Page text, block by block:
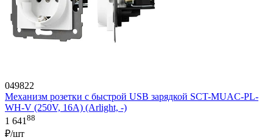
049822
Механизм розетки с быстрой USB зарядкой SCT-MUAC-PL-
WH-V (250V, 16A) (Arlight, -)
1 641 88
₽/шт